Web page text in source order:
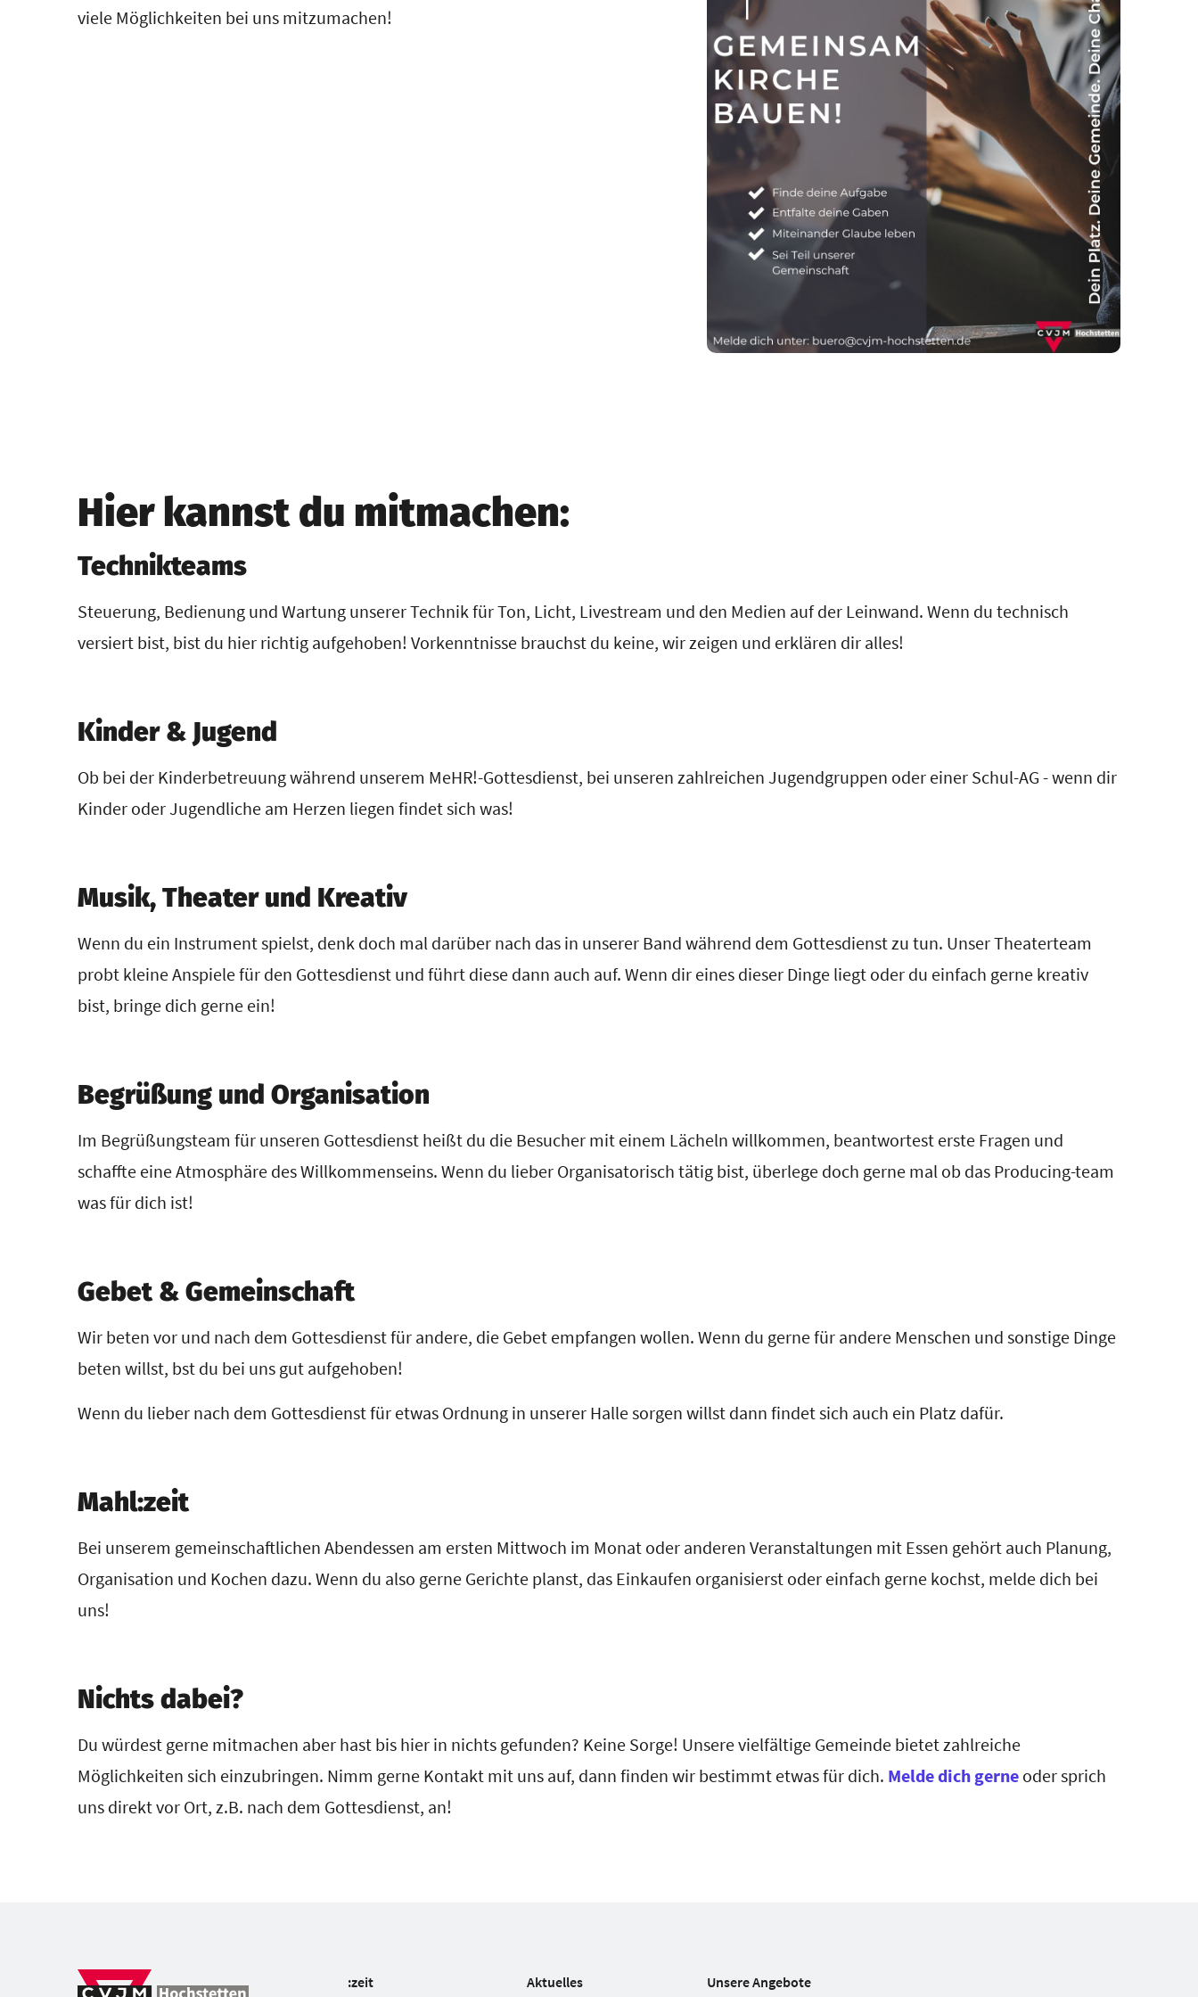
viele Möglichkeiten bei uns mitzumachen!
Hier kannst du mitmachen:
Technikteams
Steuerung, Bedienung und Wartung unserer Technik für Ton, Licht, Livestream und den Medien auf der Leinwand. Wenn du technisch
versiert bist, bist du hier richtig aufgehoben! Vorkenntnisse brauchst du keine, wir zeigen und erklären dir alles!
Kinder & Jugend
Ob bei der Kinderbetreuung während unserem MeHR!-Gottesdienst, bei unseren zahlreichen Jugendgruppen oder einer Schul-AG - wenn dir
Kinder oder Jugendliche am Herzen liegen findet sich was!
Musik, Theater und Kreativ
Wenn du ein Instrument spielst, denk doch mal darüber nach das in unserer Band während dem Gottesdienst zu tun. Unser Theaterteam
probt kleine Anspiele für den Gottesdienst und führt diese dann auch auf. Wenn dir eines dieser Dinge liegt oder du einfach gerne kreativ
bist, bringe dich gerne ein!
Begrüßung und Organisation
Im Begrüßungsteam für unseren Gottesdienst heißt du die Besucher mit einem Lächeln willkommen, beantwortest erste Fragen und
schaffte eine Atmosphäre des Willkommenseins. Wenn du lieber Organisatorisch tätig bist, überlege doch gerne mal ob das Producing-team
was für dich ist!
Gebet & Gemeinschaft
Wir beten vor und nach dem Gottesdienst für andere, die Gebet empfangen wollen. Wenn du gerne für andere Menschen und sonstige Dinge
beten willst, bst du bei uns gut aufgehoben!
Wenn du lieber nach dem Gottesdienst für etwas Ordnung in unserer Halle sorgen willst dann findet sich auch ein Platz dafür.
Mahl:zeit
Bei unserem gemeinschaftlichen Abendessen am ersten Mittwoch im Monat oder anderen Veranstaltungen mit Essen gehört auch Planung,
Organisation und Kochen dazu. Wenn du also gerne Gerichte planst, das Einkaufen organisierst oder einfach gerne kochst, melde dich bei
uns!
Nichts dabei?
Du würdest gerne mitmachen aber hast bis hier in nichts gefunden? Keine Sorge! Unsere vielfältige Gemeinde bietet zahlreiche
Möglichkeiten sich einzubringen. Nimm gerne Kontakt mit uns auf, dann finden wir bestimmt etwas für dich. Melde dich gerne oder sprich
uns direkt vor Ort, z.B. nach dem Gottesdienst, an!
:zeit Aktuelles Unsere Angebote